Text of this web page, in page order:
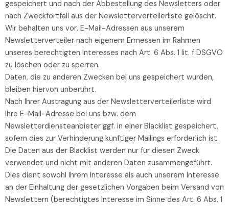
gespeichert und nach der Abbestellung des Newsletters oder
nach Zweckfortfall aus der Newsletterverteilerliste gelöscht.
Wir behalten uns vor, E-Mail-Adressen aus unserem
Newsletterverteiler nach eigenem Ermessen im Rahmen
unseres berechtigten Interesses nach Art. 6 Abs. 1 lit. f DSGVO
zu löschen oder zu sperren.
Daten, die zu anderen Zwecken bei uns gespeichert wurden,
bleiben hiervon unberührt.
Nach Ihrer Austragung aus der Newsletterverteilerliste wird
Ihre E-Mail-Adresse bei uns bzw. dem
Newsletterdiensteanbieter ggf. in einer Blacklist gespeichert,
sofern dies zur Verhinderung künftiger Mailings erforderlich ist.
Die Daten aus der Blacklist werden nur für diesen Zweck
verwendet und nicht mit anderen Daten zusammengeführt.
Dies dient sowohl Ihrem Interesse als auch unserem Interesse
an der Einhaltung der gesetzlichen Vorgaben beim Versand von
Newslettern (berechtigtes Interesse im Sinne des Art. 6 Abs. 1